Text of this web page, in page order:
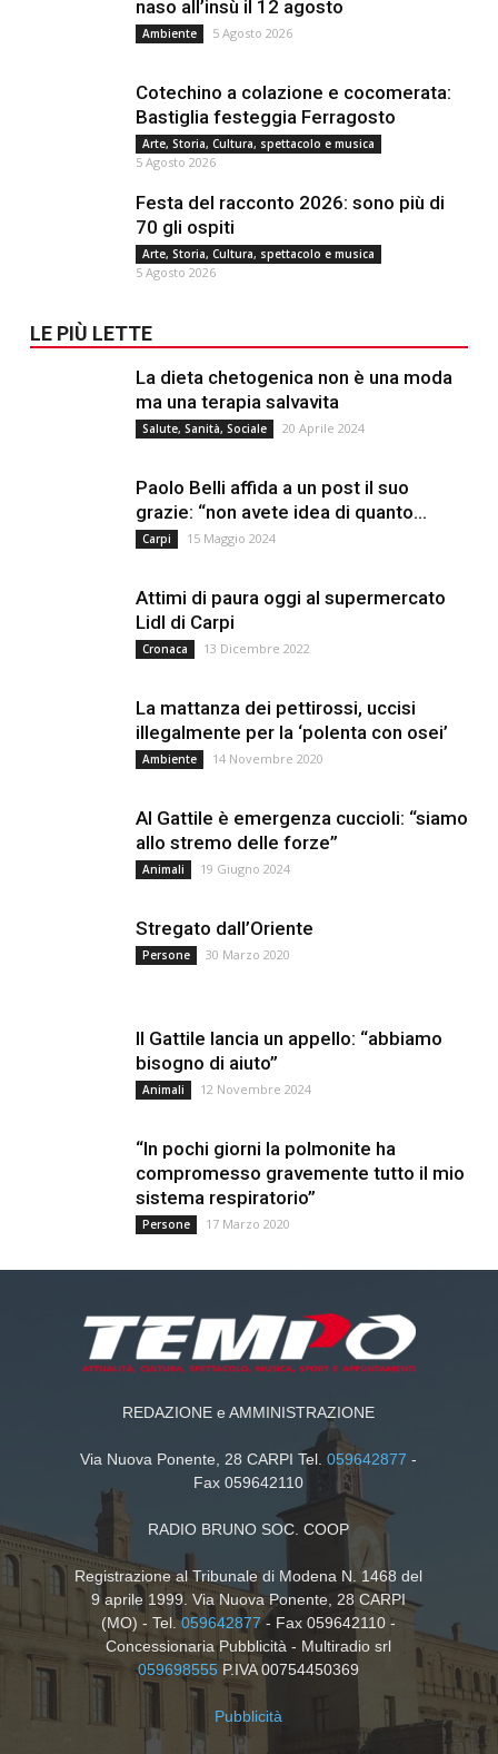
naso all’insù il 12 agosto
Ambiente 5 Agosto 2026
Cotechino a colazione e cocomerata:
Bastiglia festeggia Ferragosto
Arte, Storia, Cultura, spettacolo e musica
5 Agosto 2026
Festa del racconto 2026: sono più di
70 gli ospiti
Arte, Storia, Cultura, spettacolo e musica
5 Agosto 2026
LE PIÙ LETTE
La dieta chetogenica non è una moda
ma una terapia salvavita
Salute, Sanità, Sociale 20 Aprile 2024
Paolo Belli affida a un post il suo
grazie: “non avete idea di quanto...
Carpi 15 Maggio 2024
Attimi di paura oggi al supermercato
Lidl di Carpi
Cronaca 13 Dicembre 2022
La mattanza dei pettirossi, uccisi
illegalmente per la ‘polenta con osei’
Ambiente 14 Novembre 2020
Al Gattile è emergenza cuccioli: “siamo
allo stremo delle forze”
Animali 19 Giugno 2024
Stregato dall’Oriente
Persone 30 Marzo 2020
Il Gattile lancia un appello: “abbiamo
bisogno di aiuto”
Animali 12 Novembre 2024
“In pochi giorni la polmonite ha
compromesso gravemente tutto il mio
sistema respiratorio”
Persone 17 Marzo 2020
REDAZIONE e AMMINISTRAZIONE
Via Nuova Ponente, 28 CARPI Tel.059642877 -
Fax 059642110
RADIO BRUNO SOC. COOP
Registrazione al Tribunale di Modena N. 1468 del
9 aprile 1999. Via Nuova Ponente, 28 CARPI
(MO) - Tel.059642877- Fax 059642110 -
Concessionaria Pubblicità - Multiradio srl
059698555 P.IVA 00754450369
Pubblicità